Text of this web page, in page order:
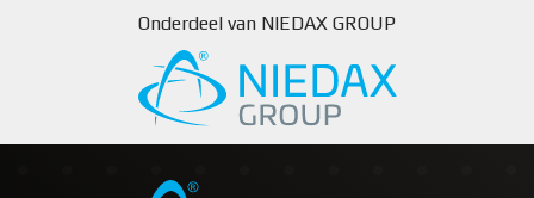
Onderdeel van NIEDAX GROUP